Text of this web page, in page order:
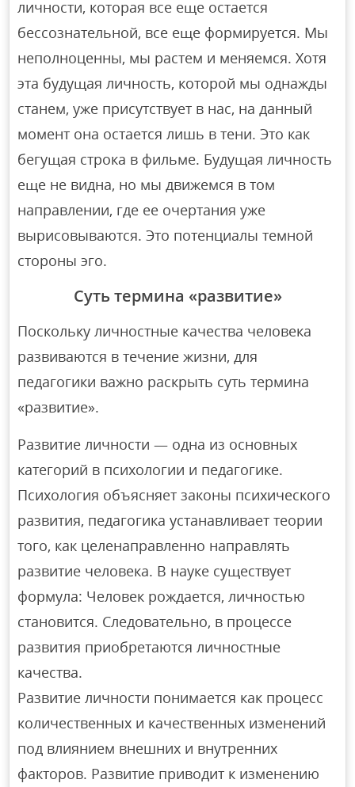
личности, которая все еще остается
бессознательной, все еще формируется. Мы
неполноценны, мы растем и меняемся. Хотя
эта будущая личность, которой мы однажды
станем, уже присутствует в нас, на данный
момент она остается лишь в тени. Это как
бегущая строка в фильме. Будущая личность
еще не видна, но мы движемся в том
направлении, где ее очертания уже
вырисовываются. Это потенциалы темной
стороны эго.
Суть термина «развитие»
Поскольку личностные качества человека
развиваются в течение жизни, для
педагогики важно раскрыть суть термина
«развитие».
Развитие личности — одна из основных
категорий в психологии и педагогике.
Психология объясняет законы психического
развития, педагогика устанавливает теории
того, как целенаправленно направлять
развитие человека. В науке существует
формула: Человек рождается, личностью
становится. Следовательно, в процессе
развития приобретаются личностные
качества.
Развитие личности понимается как процесс
количественных и качественных изменений
под влиянием внешних и внутренних
факторов. Развитие приводит к изменению